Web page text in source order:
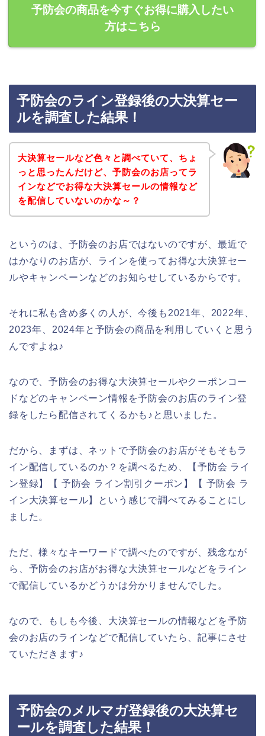
予防会の商品を今すぐお得に購入したい
方はこちら
予防会のライン登録後の大決算セー
ルを調査した結果！
大決算セールなど色々と調べていて、ちょ
っと思ったんだけど、予防会のお店ってラ
インなどでお得な大決算セールの情報など
を配信していないのかな～？
というのは、予防会のお店ではないのですが、最近で
はかなりのお店が、ラインを使ってお得な大決算セー
ルやキャンペーンなどのお知らせしているからです。
それに私も含め多くの人が、今後も2021年、2022年、
2023年、2024年と予防会の商品を利用していくと思う
んですよね♪
なので、予防会のお得な大決算セールやクーポンコー
ドなどのキャンペーン情報を予防会のお店のライン登
録をしたら配信されてくるかも♪と思いました。
だから、まずは、ネットで予防会のお店がそもそもラ
イン配信しているのか？を調べるため、【予防会 ライ
ン登録】【 予防会 ライン割引クーポン】【 予防会 ラ
イン大決算セール】という感じで調べてみることにし
ました。
ただ、様々なキーワードで調べたのですが、残念なが
ら、予防会のお店がお得な大決算セールなどをライン
で配信しているかどうかは分かりませんでした。
なので、もしも今後、大決算セールの情報などを予防
会のお店のラインなどで配信していたら、記事にさせ
ていただきます♪
予防会のメルマガ登録後の大決算セ
ールを調査した結果！